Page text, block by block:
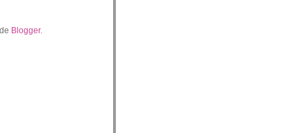
Blogger.